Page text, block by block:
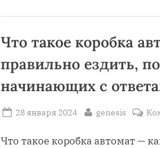
Что такое коробка
правильно ездить,
начинающих с
Posted
28 января 2024 By
genesis
Что такое коробка автомат —